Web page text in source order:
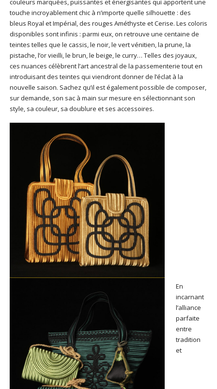
couleurs marquées, puissantes et énergisantes qui apportent une
touche incroyablement chic à n’importe quelle silhouette : des
bleus Royal et Impérial, des rouges Améthyste et Cerise. Les coloris
disponibles sont infinis : parmi eux, on retrouve une centaine de
teintes telles que le cassis, le noir, le vert vénitien, la prune, la
pistache, l’or vieilli, le brun, le beige, le curry… Telles des joyaux,
ces nuances célèbrent l’art ancestral de la passementerie tout en
introduisant des teintes qui viendront donner de l’éclat à la
nouvelle saison. Sachez qu’il est également possible de composer,
sur demande, son sac à main sur mesure en sélectionnant son
style, sa couleur, sa doublure et ses accessoires.
En
incarnant
l’alliance
parfaite
entre
tradition
et